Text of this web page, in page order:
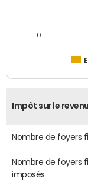
0
Impôt sur le
Nombre de foyers
Nombre de foyers
imposés